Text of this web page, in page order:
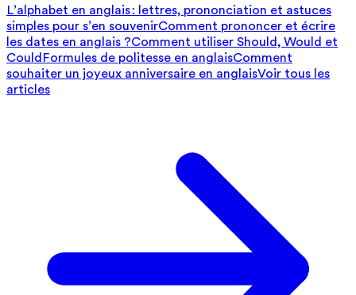
L’alphabet en anglais : lettres, prononciation et astuces
simples pour s’en souvenirComment prononcer et écrire
les dates en anglais ?Comment utiliser Should, Would et
Could Formules de politesse en anglaisComment
souhaiter un joyeux anniversaire en anglaisVoir tous les
articles